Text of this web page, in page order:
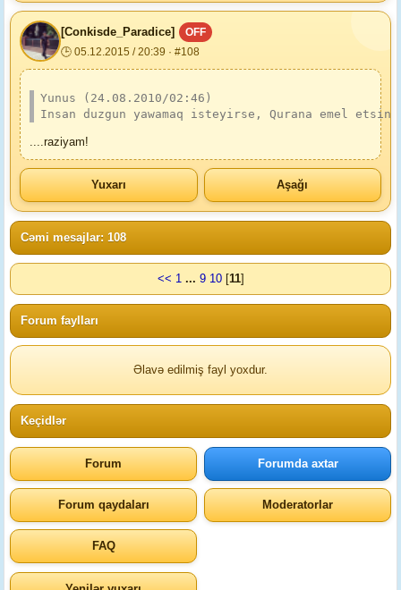
[Conkisde_Paradice]
OFF
🕒 05.12.2015 / 20:39 · #108
Yunus (24.08.2010/02:46)
Insan duzgun yawamaq isteyirse, Qurana emel etsin.
....raziyam!
Yuxarı Aşağı
Cəmi mesajlar: 108
<< 1 ... 9 10[11]
Forum faylları
Əlavə edilmiş fayl yoxdur.
Keçidlər
Forum Forumda axtar
Forum qaydaları Moderatorlar
FAQ